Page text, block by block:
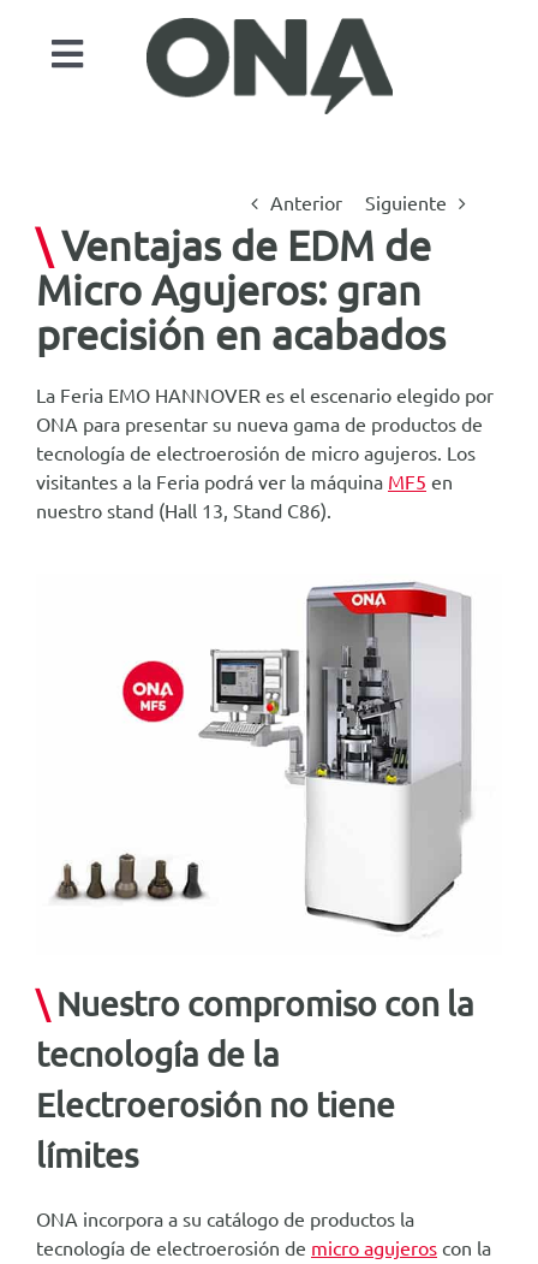
contenidoToggle
Automatización
Servicios
Casos de estudio
Contacto
ONA EDM
Anterior Siguiente
\ Ventajas de EDM de
Micro Agujeros: gran
precisión en acabados
La Feria EMO HANNOVER es el escenario elegido por
ONA para presentar su nueva gama de productos de
tecnología de electroerosión de micro agujeros. Los
visitantes a la Feria podrá ver la máquina MF5 en
nuestro stand (Hall 13, Stand C86).
\ Nuestro compromiso con la
tecnología de la
Electroerosión no tiene
límites
ONA incorpora a su catálogo de productos la
tecnología de electroerosión de micro agujeros con la